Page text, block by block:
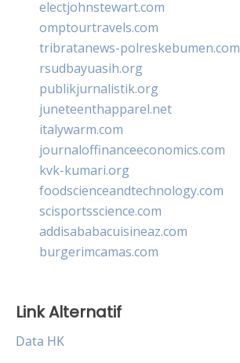
electjohnstewart.com
omptourtravels.com
tribratanews-polreskebumen.com
rsudbayuasih.org
publikjurnalistik.org
juneteenthapparel.net
italywarm.com
journaloffinanceeconomics.com
kvk-kumari.org
foodscienceandtechnology.com
scisportsscience.com
addisababacuisineaz.com
burgerimcamas.com
Link Alternatif
Data HK